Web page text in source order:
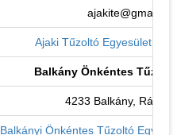
Ajaki Tűzoltó Egyesület
Balkány Önkéntes Tűzoltó
4233 Balkány,
Balkányi Önkéntes Tűzoltó